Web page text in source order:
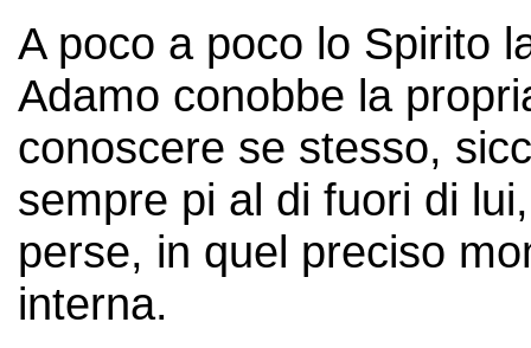
A poco a poco lo Spirito
Adamo conobbe la
conoscere se stesso,
sempre pi al di fuori di
perse, in quel preciso
interna.